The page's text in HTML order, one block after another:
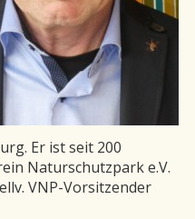
Er ist seit 200
Naturschutzpark e.V.
VNP-Vorsitzender